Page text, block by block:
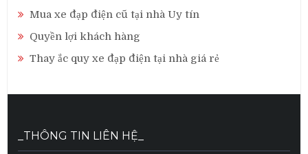
Mua xe đạp điện cũ tại nhà Uy tín
Quyền lợi khách hàng
Thay ắc quy xe đạp điện tại nhà giá rẻ
_THÔNG TIN LIÊN HỆ_